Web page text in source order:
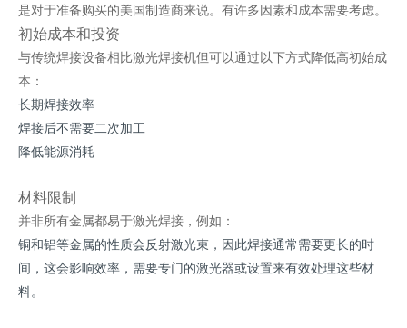
是对于准备购买的美国制造商来说。有许多因素和成本需要考虑。
初始成本和投资
与传统焊接设备相比激光焊接机但可以通过以下方式降低高初始成
本：
长期焊接效率
焊接后不需要二次加工
降低能源消耗
材料限制
并非所有金属都易于激光焊接，例如：
铜和铝等金属的性质会反射激光束，因此焊接通常需要更长的时
间，这会影响效率，需要专门的激光器或设置来有效处理这些材
料。